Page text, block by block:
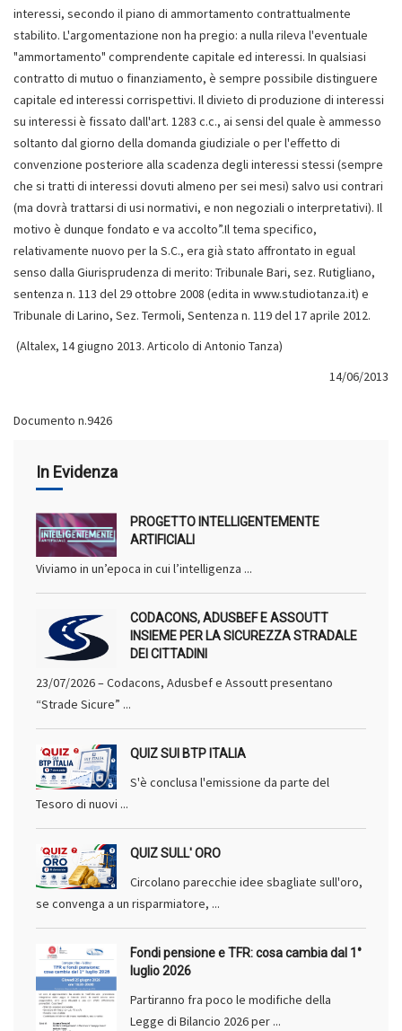
(Altalex, 14 giugno 2013. Articolo di Antonio Tanza)
14/06/2013
Documento n.9426
In Evidenza
PROGETTO INTELLIGENTEMENTE
ARTIFICIALI
Viviamo in un’epoca in cui l’intelligenza ...
CODACONS, ADUSBEF E ASSOUTT
INSIEME PER LA SICUREZZA STRADALE
DEI CITTADINI
23/07/2026 – Codacons, Adusbef e Assoutt presentano
“Strade Sicure” ...
QUIZ SUI BTP ITALIA
S'è conclusa l'emissione da parte del
Tesoro di nuovi ...
QUIZ SULL' ORO
Circolano parecchie idee sbagliate sull'oro,
se convenga a un risparmiatore, ...
Fondi pensione e TFR: cosa cambia dal 1°
luglio 2026
Partiranno fra poco le modifiche della
Legge di Bilancio 2026 per ...